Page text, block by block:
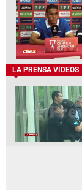
LA PRENSA VIDEOS